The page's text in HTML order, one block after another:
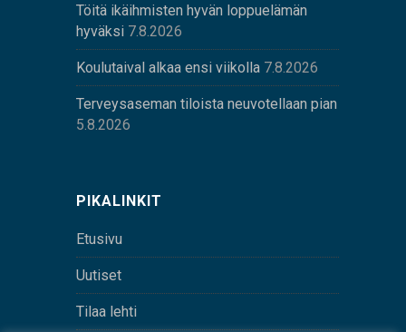
Töitä ikäihmisten hyvän loppuelämän
hyväksi 7.8.2026
Koulutaival alkaa ensi viikolla 7.8.2026
Terveysaseman tiloista neuvotellaan pian
5.8.2026
PIKALINKIT
Etusivu
Uutiset
Tilaa lehti